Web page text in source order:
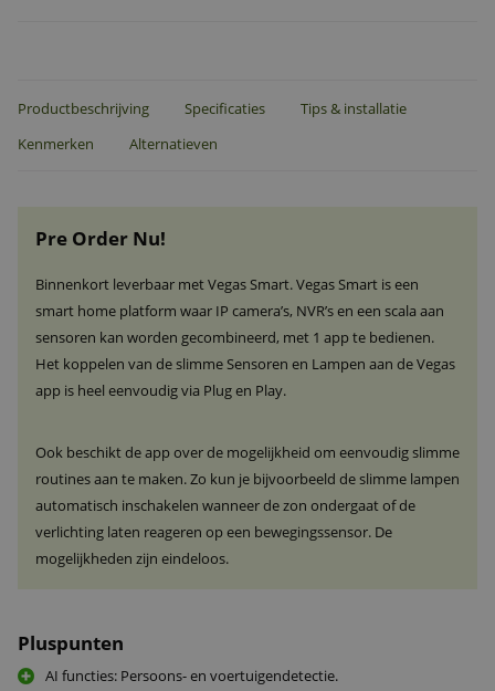
Productbeschrijving Specificaties
Tips & installatie
Kenmerken
Alternatieven
Pre Order Nu!
Binnenkort leverbaar met Vegas Smart. Vegas Smart is een
smart home platform waar IP camera’s, NVR’s en een scala aan
sensoren kan worden gecombineerd, met 1 app te bedienen.
Het koppelen van de slimme Sensoren en Lampen aan de Vegas
app is heel eenvoudig via Plug en Play.
Ook beschikt de app over de mogelijkheid om eenvoudig slimme
routines aan te maken. Zo kun je bijvoorbeeld de slimme lampen
automatisch inschakelen wanneer de zon ondergaat of de
verlichting laten reageren op een bewegingssensor. De
mogelijkheden zijn eindeloos.
Pluspunten
AI functies: Persoons- en voertuigendetectie.